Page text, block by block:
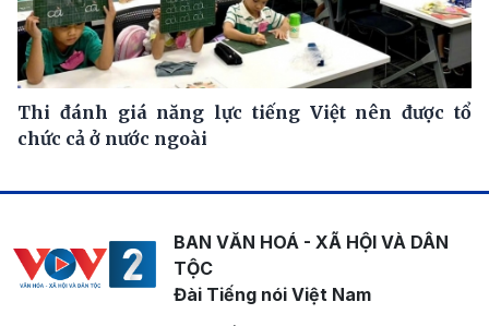
Thi đánh giá năng lực tiếng Việt nên được tổ
chức cả ở nước ngoài
BAN VĂN HOÁ - XÃ HỘI VÀ DÂN
TỘC
Đài Tiếng nói Việt Nam